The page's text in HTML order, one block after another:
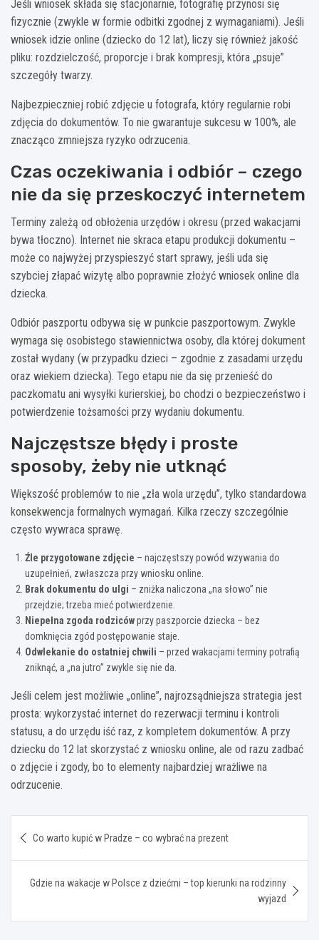
Jeśli wniosek składa się stacjonarnie, fotografię przynosi się
fizycznie (zwykle w formie odbitki zgodnej z wymaganiami). Jeśli
wniosek idzie online (dziecko do 12 lat), liczy się również jakość
pliku: rozdzielczość, proporcje i brak kompresji, która „psuje”
szczegóły twarzy.
Najbezpieczniej robić zdjęcie u fotografa, który regularnie robi
zdjęcia do dokumentów. To nie gwarantuje sukcesu w 100%, ale
znacząco zmniejsza ryzyko odrzucenia.
Czas oczekiwania i odbiór – czego
nie da się przeskoczyć internetem
Terminy zależą od obłożenia urzędów i okresu (przed wakacjami
bywa tłoczno). Internet nie skraca etapu produkcji dokumentu –
może co najwyżej przyspieszyć start sprawy, jeśli uda się
szybciej złapać wizytę albo poprawnie złożyć wniosek online dla
dziecka.
Odbiór paszportu odbywa się w punkcie paszportowym. Zwykle
wymaga się osobistego stawiennictwa osoby, dla której dokument
został wydany (w przypadku dzieci – zgodnie z zasadami urzędu
oraz wiekiem dziecka). Tego etapu nie da się przenieść do
paczkomatu ani wysyłki kurierskiej, bo chodzi o bezpieczeństwo i
potwierdzenie tożsamości przy wydaniu dokumentu.
Najczęstsze błędy i proste
sposoby, żeby nie utknąć
Większość problemów to nie „zła wola urzędu”, tylko standardowa
konsekwencja formalnych wymagań. Kilka rzeczy szczególnie
często wywraca sprawę.
Źle przygotowane zdjęcie – najczęstszy powód wzywania do
uzupełnień, zwłaszcza przy wniosku online.
Brak dokumentu do ulgi – zniżka naliczona „na słowo” nie
przejdzie; trzeba mieć potwierdzenie.
Niepełna zgoda rodzicówprzy paszporcie dziecka – bez
domknięcia zgód postępowanie staje.
Odwlekanie do ostatniej chwili – przed wakacjami terminy potrafią
zniknąć, a „na jutro” zwykle się nie da.
Jeśli celem jest możliwie „online”, najrozsądniejsza strategia jest
prosta: wykorzystać internet do rezerwacji terminu i kontroli
statusu, a do urzędu iść raz, z kompletem dokumentów. A przy
dziecku do 12 lat skorzystać z wniosku online, ale od razu zadbać
o zdjęcie i zgody, bo to elementy najbardziej wrażliwe na
odrzucenie.
wpisu
Co warto kupić w Pradze – co wybrać na prezent
Gdzie na wakacje w Polsce z dziećmi – top kierunki na rodzinny
wyjazd